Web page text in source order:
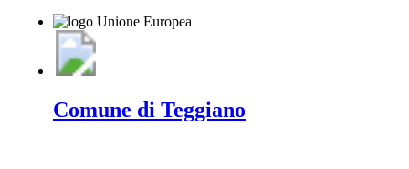
Comune di Teggiano